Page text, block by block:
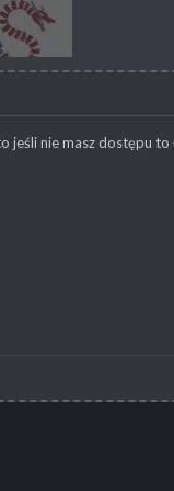
jeśli nie masz dostępu